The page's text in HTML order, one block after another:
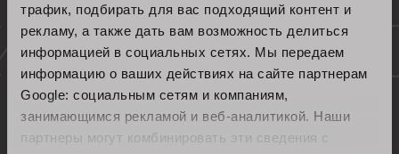
трафик, подбирать для вас подходящий контент и
рекламу, а также дать вам возможность делиться
информацией в социальных сетях. Мы передаем
информацию о ваших действиях на сайте партнерам
Google: социальным сетям и компаниям,
занимающимся рекламой и веб-аналитикой. Наши
партнеры могут комбинировать эти сведения с
Сертифицированное
качество